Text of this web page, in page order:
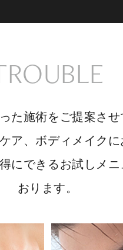
た施術をご提案さ
ア、ボディメイク
にできるお試しメ
おります。